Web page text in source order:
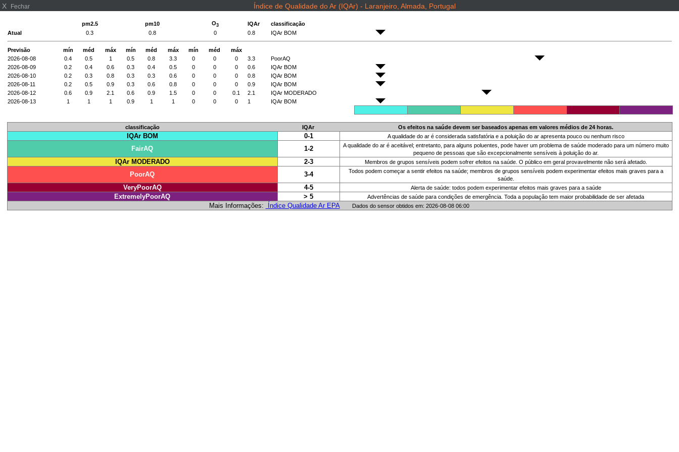
X Fechar Índice de Qualidade do Ar (IQAr) - Laranjeiro, Almada, Portugal
pm2.5 pm10 O3 IQAr
classificação
Atual
0.3 0.8 0 0.8 IQAr BOM
Previsão mín méd máx mín méd máx mín méd
máx
2026-08-08
0.4 0.5 1 0.5 0.8 3.3 0 0 0 3.3
PoorAQ
2026-08-09
0.2 0.4 0.6 0.3 0.4 0.5 0 0 0 0.6
IQAr BOM
2026-08-10
0.2 0.3 0.8 0.3 0.3 0.6 0 0 0 0.8
IQAr BOM
2026-08-11
0.2 0.5 0.9 0.3 0.6 0.8 0 0 0 0.9
IQAr BOM
2026-08-12
0.6 0.9 2.1 0.6 0.9 1.5 0 0 0.1 2.1
IQAr MODERADO
2026-08-13
1 1 1 0.9 1 1 0 0 0 1 IQAr BOM
classificação IQAr Os efeitos na saúde devem ser baseados apenas em valores médios de 24 horas.
IQAr BOM 0-1 A qualidade do ar é considerada satisfatória e a poluição do ar apresenta pouco ou nenhum risco
FairAQ 1-2
A qualidade do ar é aceitável; entretanto, para alguns poluentes, pode haver um problema de saúde moderado para um número muito
pequeno de pessoas que são excepcionalmente sensíveis à poluição do ar.
IQAr MODERADO 2-3 Membros de grupos sensíveis podem sofrer efeitos na saúde. O público em geral provavelmente não será afetado.
PoorAQ 3-4
Todos podem começar a sentir efeitos na saúde; membros de grupos sensíveis podem experimentar efeitos mais graves para a
saúde.
VeryPoorAQ 4-5 Alerta de saúde: todos podem experimentar efeitos mais graves para a saúde
ExtremelyPoorAQ > 5 Advertências de saúde para condições de emergência. Toda a população tem maior probabilidade de ser afetada
Mais Informações: Índice Qualidade Ar EPA Dados do sensor obtidos em: 2026-08-08 06:00